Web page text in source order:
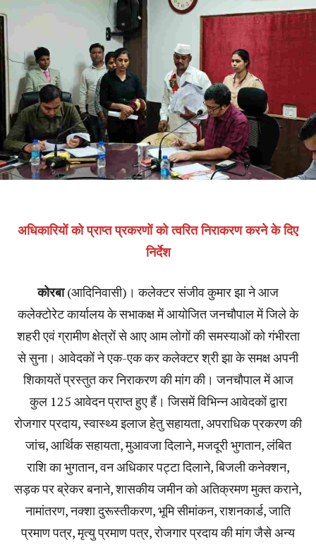
अधिकारियों को प्राप्त प्रकरणों को त्वरित निराकरण करने के दिए
निर्देश
कोरबा(आदिनिवासी)। कलेक्टर संजीव कुमार झा ने आज
कलेक्टोरेट कार्यालय के सभाकक्ष में आयोजित जनचौपाल में जिले के
शहरी एवं ग्रामीण क्षेत्रों से आए आम लोगों की समस्याओं को गंभीरता
से सुना। आवेदकों ने एक-एक कर कलेक्टर श्री झा के समक्ष अपनी
शिकायतें प्रस्तुत कर निराकरण की मांग की। जनचौपाल में आज
कुल 125 आवेदन प्राप्त हुए हैं। जिसमें विभिन्न आवेदकों द्वारा
रोजगार प्रदाय, स्वास्थ्य इलाज हेतु सहायता, अपराधिक प्रकरण की
जांच, आर्थिक सहायता, मुआवजा दिलाने, मजदूरी भुगतान, लंबित
राशि का भुगतान, वन अधिकार पट्टा दिलाने, बिजली कनेक्शन,
सड़क पर ब्रेकर बनाने, शासकीय जमीन को अतिक्रमण मुक्त कराने,
नामांतरण, नक्शा दुरूस्तीकरण, भूमि सीमांकन, राशनकार्ड, जाति
प्रमाण पत्र, मृत्यु प्रमाण पत्र, रोजगार प्रदाय की मांग जैसे अन्य